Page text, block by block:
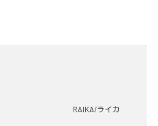
RAIKA/ライカ